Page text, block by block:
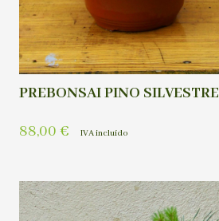
PREBONSAI PINO SILVESTRE
88,00 € IVA incluído